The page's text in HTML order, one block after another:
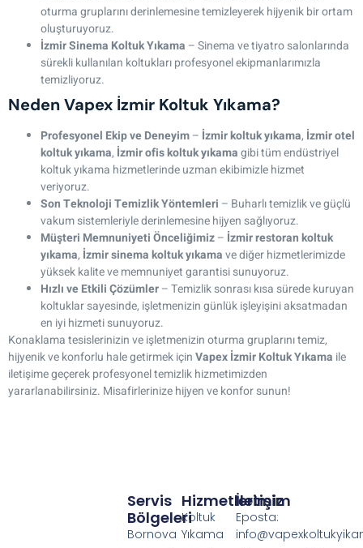
oturma gruplarını derinlemesine temizleyerek hijyenik bir ortam
oluşturuyoruz.
İzmir Sinema Koltuk Yıkama – Sinema ve tiyatro salonlarında
sürekli kullanılan koltukları profesyonel ekipmanlarımızla
temizliyoruz.
Neden Vapex İzmir Koltuk Yıkama?
Profesyonel Ekip ve Deneyim– İzmir koltuk yıkama, İzmir otel
koltuk yıkama, İzmir ofis koltuk yıkamagibi tüm endüstriyel
koltuk yıkama hizmetlerinde uzman ekibimizle hizmet
veriyoruz.
Son Teknoloji Temizlik Yöntemleri – Buharlı temizlik ve güçlü
vakum sistemleriyle derinlemesine hijyen sağlıyoruz.
Müşteri Memnuniyeti Önceliğimiz– İzmir restoran koltuk
yıkama, İzmir sinema koltuk yıkamave diğer hizmetlerimizde
yüksek kalite ve memnuniyet garantisi sunuyoruz.
Hızlı ve Etkili Çözümler– Temizlik sonrası kısa sürede kuruyan
koltuklar sayesinde, işletmenizin günlük işleyişini aksatmadan
en iyi hizmeti sunuyoruz.
Konaklama tesislerinizin ve işletmenizin oturma gruplarını temiz,
hijyenik ve konforlu hale getirmek içinVapex İzmir Koltuk Yıkama ile
iletişime geçerek profesyonel temizlik hizmetimizden
yararlanabilirsiniz. Misafirlerinize hijyen ve konfor sunun!
Hizmetlerimiz
Koltuk
Yıkama
Servis
Bölgeleri
Bornova
İletişim
Eposta: